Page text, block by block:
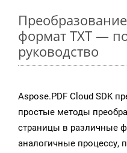
формат TXT —
руководство
Aspose.PDF Cloud SDK
простые методы
страницы в различные
аналогичные процессу,